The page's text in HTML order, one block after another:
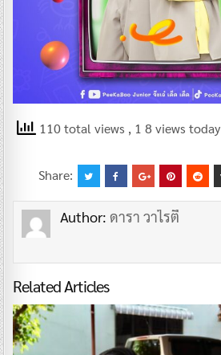
110 total views , 1 8 views today
Share:
Author: ดารา วาไรตี้
Related Articles